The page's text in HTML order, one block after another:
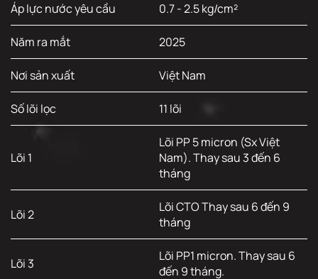
Áp lực nước yêu cầu 0.7 - 2.5 kg/cm²
Năm ra mắt 2025
Nơi sản xuất Việt Nam
Số lõi lọc 11 lõi
Lõi 1
Lõi PP 5 micron (Sx Việt
Nam). Thay sau 3 đến 6
tháng
Lõi 2
Lõi CTO Thay sau 6 đến 9
tháng
Lõi 3
Lõi PP1 micron. Thay sau 6
đến 9 tháng.